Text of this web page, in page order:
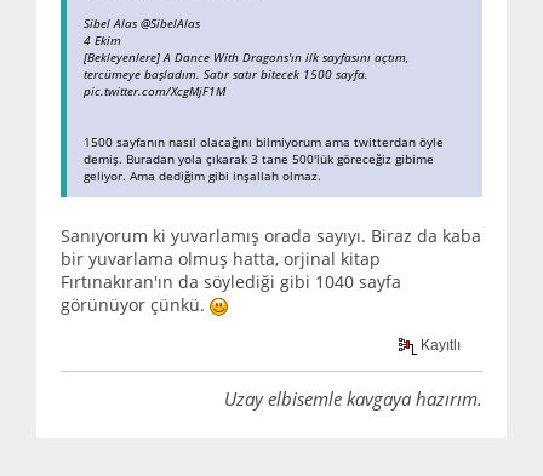
Sibel Alas ‏@SibelAlas
4 Ekim
[Bekleyenlere] A Dance With Dragons'ın ilk sayfasını açtım,
tercümeye başladım. Satır satır bitecek 1500 sayfa.
pic.twitter.com/XcgMjF1M
1500 sayfanın nasıl olacağını bilmiyorum ama twitterdan öyle
demiş. Buradan yola çıkarak 3 tane 500'lük göreceğiz gibime
geliyor. Ama dediğim gibi inşallah olmaz.
Sanıyorum ki yuvarlamış orada sayıyı. Biraz da kaba
bir yuvarlama olmuş hatta, orjinal kitap
Fırtınakıran'ın da söylediği gibi 1040 sayfa
görünüyor çünkü.
Kayıtlı
Uzay elbisemle kavgaya hazırım.